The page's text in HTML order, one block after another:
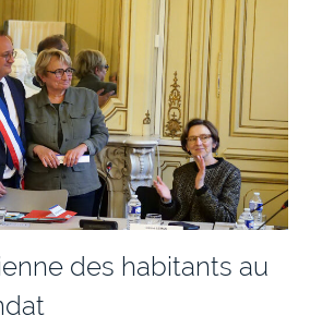
des habitants au